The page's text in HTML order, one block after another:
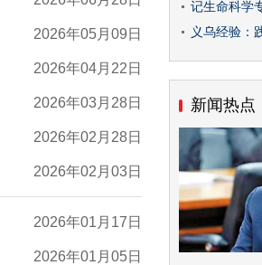
2026年05月09日
2026年04月22日
2026年03月28日
2026年02月28日
2026年02月03日
2026年01月17日
2026年01月05日
记生命科学
义乌经验：
新闻热点